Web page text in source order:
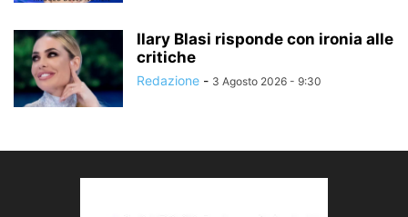
Ilary Blasi risponde con ironia alle
critiche
Redazione - 3 Agosto 2026 - 9:30